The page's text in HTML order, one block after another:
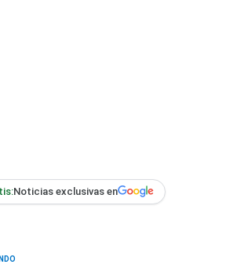
Noticias exclusivas en